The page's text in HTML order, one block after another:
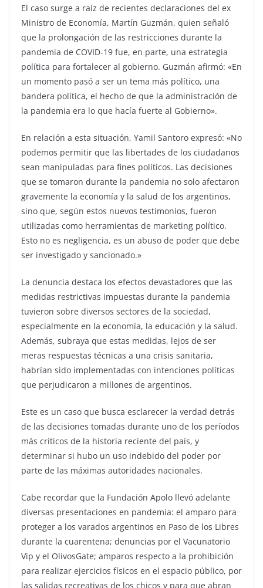
El caso surge a raíz de recientes declaraciones del ex
Ministro de Economía, Martín Guzmán, quien señaló
que la prolongación de las restricciones durante la
pandemia de COVID-19 fue, en parte, una estrategia
política para fortalecer al gobierno. Guzmán afirmó: «En
un momento pasó a ser un tema más político, una
bandera política, el hecho de que la administración de
la pandemia era lo que hacía fuerte al Gobierno».
En relación a esta situación, Yamil Santoro expresó: «No
podemos permitir que las libertades de los ciudadanos
sean manipuladas para fines políticos. Las decisiones
que se tomaron durante la pandemia no solo afectaron
gravemente la economía y la salud de los argentinos,
sino que, según estos nuevos testimonios, fueron
utilizadas como herramientas de marketing político.
Esto no es negligencia, es un abuso de poder que debe
ser investigado y sancionado.»
La denuncia destaca los efectos devastadores que las
medidas restrictivas impuestas durante la pandemia
tuvieron sobre diversos sectores de la sociedad,
especialmente en la economía, la educación y la salud.
Además, subraya que estas medidas, lejos de ser
meras respuestas técnicas a una crisis sanitaria,
habrían sido implementadas con intenciones políticas
que perjudicaron a millones de argentinos.
Este es un caso que busca esclarecer la verdad detrás
de las decisiones tomadas durante uno de los períodos
más críticos de la historia reciente del país, y
determinar si hubo un uso indebido del poder por
parte de las máximas autoridades nacionales.
Cabe recordar que la Fundación Apolo llevó adelante
diversas presentaciones en pandemia: el amparo para
proteger a los varados argentinos en Paso de los Libres
durante la cuarentena; denuncias por el Vacunatorio
Vip y el OlivosGate; amparos respecto a la prohibición
para realizar ejercicios físicos en el espacio público, por
las salidas recreativas de los chicos y para que abran